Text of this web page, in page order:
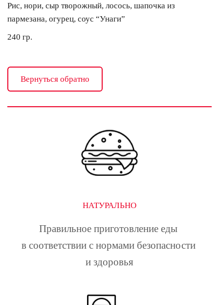
Рис, нори, сыр творожный, лосось, шапочка из
пармезана, огурец, соус “Унаги”
240 гр.
Вернуться обратно
НАТУРАЛЬНО
Правильное приготовление еды
в соответствии с нормами безопасности
и здоровья